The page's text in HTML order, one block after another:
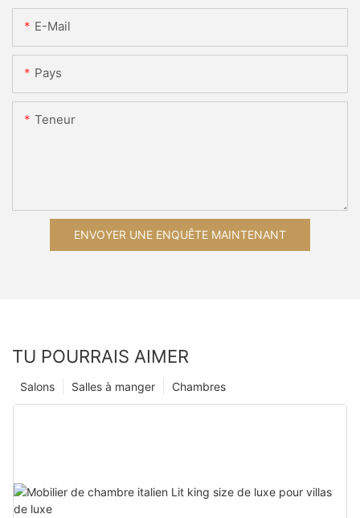
E-Mail
Pays
Teneur
ENVOYER UNE ENQUÊTE MAINTENANT
TU POURRAIS AIMER
Chambres
Salles à manger
Salons